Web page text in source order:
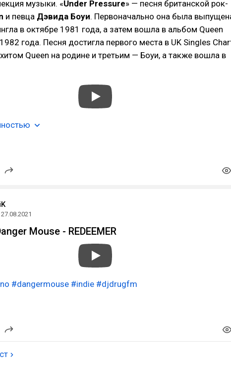
музыки. «Under Pressure» — песня британской рок-
и певца Дэвида Боуи. Первоначально она была
в октябре 1981 года, а затем вошла в альбом Queen
года. Песня достигла первого места в UK Singles
Queen на родине и третьим — Боуи, а также вошла в
27.08.2021
Mouse - REDEEMER
#dangermouse #indie #djdrugfm